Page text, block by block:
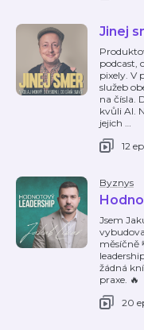
Jinej
podcast,
pixely. V
služeb
na čísla.
kvůli AI.
jejich …
12
Byznys
Jsem
měsíčně
žádná
praxe. 🔥
20